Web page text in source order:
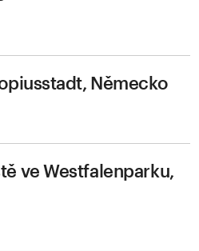
Německo
ve Westfalenparku,